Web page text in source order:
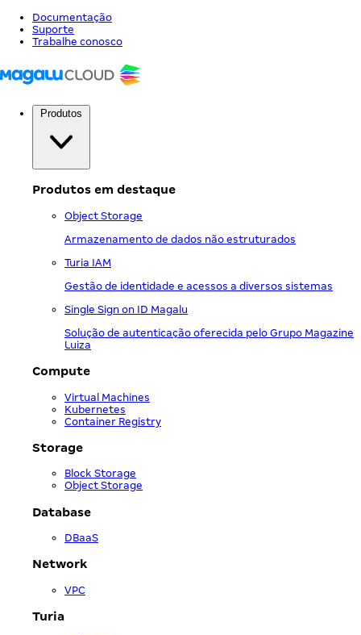
Documentação
Suporte
Trabalhe conosco
Produtos em destaque
Object Storage
Armazenamento de dados não estruturados
Turia IAM
Gestão de identidade e acessos a diversos sistemas
Single Sign on ID Magalu
Solução de autenticação oferecida pelo Grupo Magazine
Luiza
Compute
Virtual Machines
Kubernetes
Container Registry
Storage
Block Storage
Object Storage
Database
DBaaS
Network
VPC
Turia